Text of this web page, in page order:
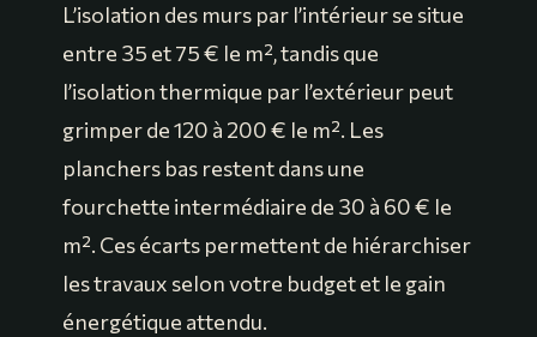
L’isolation des murs par l’intérieur se situe
entre 35 et 75 € le m², tandis que
l’isolation thermique par l’extérieur peut
grimper de 120 à 200 € le m². Les
planchers bas restent dans une
fourchette intermédiaire de 30 à 60 € le
m². Ces écarts permettent de hiérarchiser
les travaux selon votre budget et le gain
énergétique attendu.